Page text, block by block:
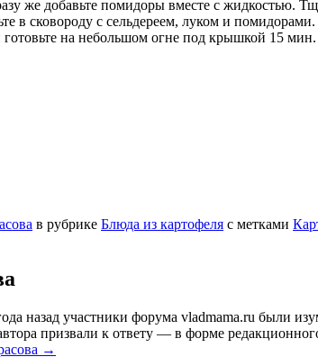
же добавьте помидоры вместе с жидкостью.
в сковороду с сельдереем, луком и
на небольшом огне под крышкой 15
в рубрике Блюда из картофеля с метками
назад участники форума vladmama.ru были
призвали к ответу — в форме
→